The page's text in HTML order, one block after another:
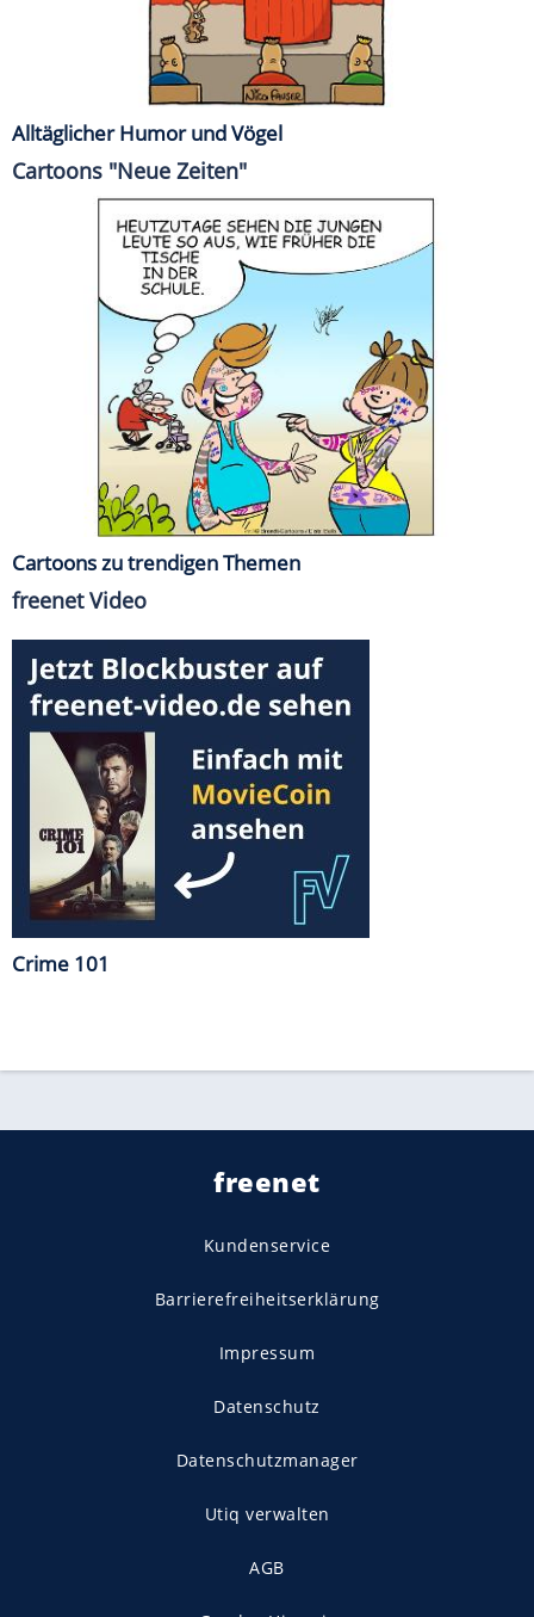
Alltäglicher Humor und Vögel
Cartoons "Neue Zeiten"
Cartoons zu trendigen Themen
freenet Video
Crime 101
freenet
Kundenservice
Barrierefreiheitserklärung
Impressum
Datenschutz
Datenschutzmanager
Utiq verwalten
AGB